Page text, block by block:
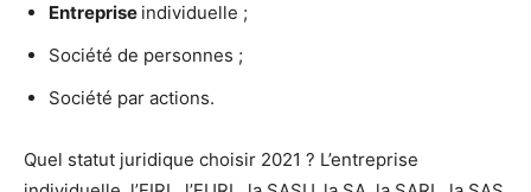
Entreprise individuelle ;
Société de personnes ;
Société par actions.
Quel statut juridique choisir 2021 ? L’entreprise